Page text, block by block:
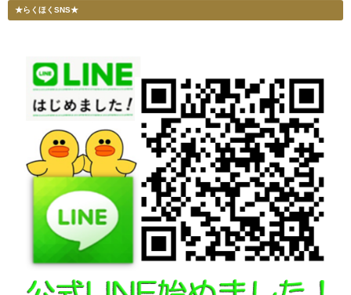
★らくほくSNS★